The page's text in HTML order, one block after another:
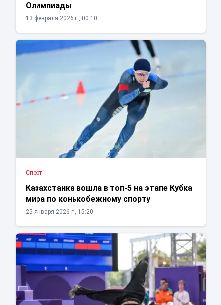
Олимпиады
13 февраля 2026 г., 00:10
Спорт
Казахстанка вошла в топ-5 на этапе Кубка
мира по конькобежному спорту
25 января 2026 г., 15:20